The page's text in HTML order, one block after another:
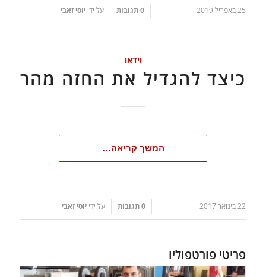
25 באפריל 2019 0 תגובות על ידייוסי זאבי
וידאו
כיצד להגדיל את החזה מהר
המשך קריאה…
22 בינואר 2017 0 תגובות על ידי יוסי זאבי
פריטי פורטפוליו